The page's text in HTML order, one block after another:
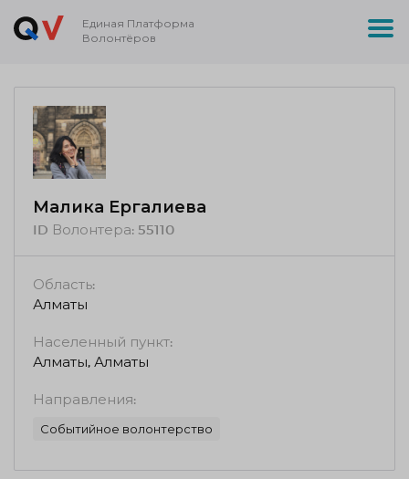
Единая Платформа
Волонтёров
Малика Ергалиева
ID Волонтера: 55110
Область:
Алматы
Населенный пункт:
Алматы, Алматы
Направления:
Событийное волонтерство